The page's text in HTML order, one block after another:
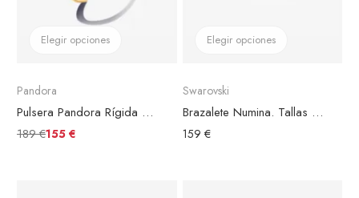
Elegir opciones
Pandora
Pulsera Pandora Rígida Abierta
189 €155 €
Elegir opciones
Swarovski
Brazalete Numina. Tallas redondas combinadas, Blanco, Baño tono oro
159 €